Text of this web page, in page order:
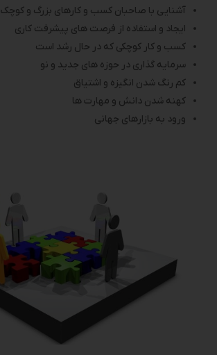
آشنایی با صاحبان کسب و کارهای بزرگ و کوچک
ایجاد و استفاده از فرصت های پیشرفت کاری
کسب و کار کوچکی که در حال رشد است
سرمایه گذاری در حوزه های جدید و نو
کم رنگ شدن انگیزه و اشتیاق
کهنه شدن دانش و مهارت ها
ورود به بازارهای جهانی